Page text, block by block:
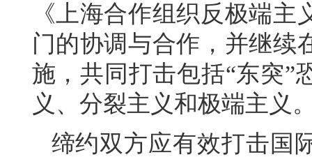
《上海合作组织反极端
门的协调与合作，并继续
施，共同打击包括“东突”
义、分裂主义和极端主义
缔约双方应有效打击国